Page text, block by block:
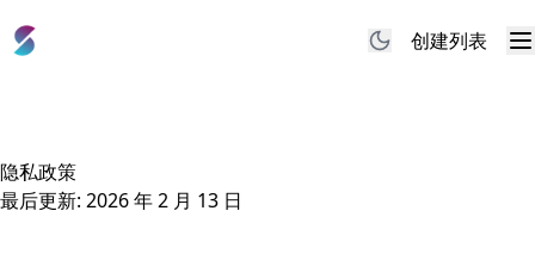
创建列表
隐私政策
最后更新: 2026 年 2 月 13 日